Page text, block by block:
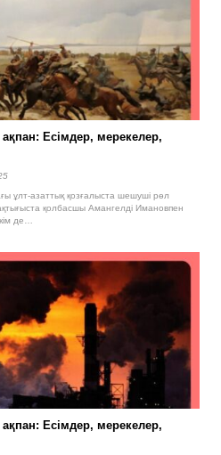
ақпан: Есімдер, мерекелер,
ұлт-азаттық қозғалыста шешуші рөл
қолбасшы Амангелді Имановпен
де…
ақпан: Есімдер, мерекелер,